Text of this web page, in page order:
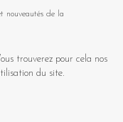
nouveautés de la
trouverez pour cela nos
du site.